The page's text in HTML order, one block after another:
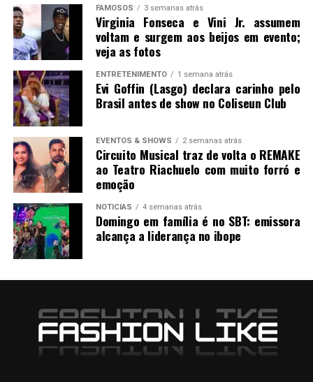
FAMOSOS 3 semanas atrás
Virginia Fonseca e Vini Jr. assumem
voltam e surgem aos beijos em evento;
veja as fotos
ENTRETENIMENTO 1 semana atrás
Evi Goffin (Lasgo) declara carinho pelo
Brasil antes de show no Coliseun Club
EVENTOS & SHOWS 2 semanas atrás
Circuito Musical traz de volta o REMAKE
ao Teatro Riachuelo com muito forró e
emoção
NOTICIAS 4 semanas atrás
Domingo em família é no SBT: emissora
alcança a liderança no ibope